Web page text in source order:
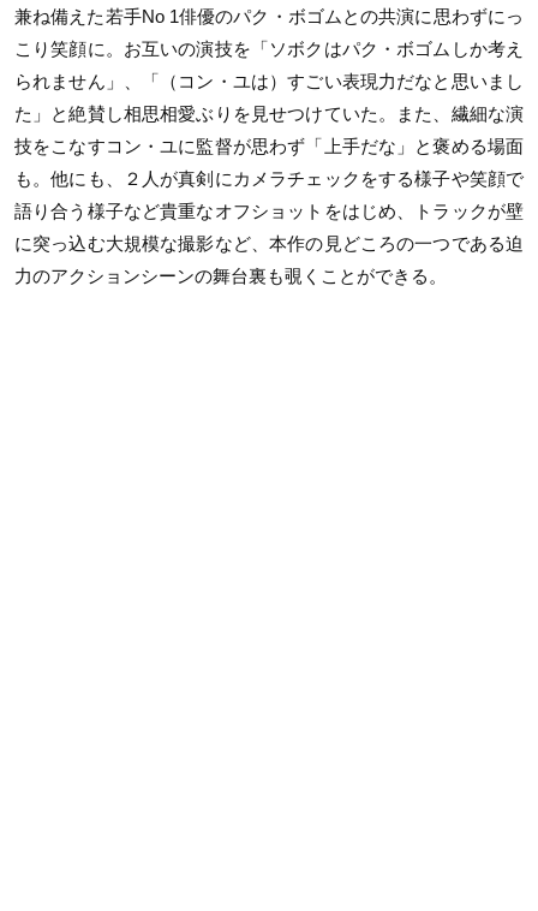
兼ね備えた若⼿No 1俳優のパク・ボゴムとの共演に思わずにっ
こり笑顔に。お互いの演技を「ソボクはパク・ボゴムしか考え
られません」、「（コン・ユは）すごい表現⼒だなと思いまし
た」と絶賛し相思相愛ぶりを⾒せつけていた。また、繊細な演
技をこなすコン・ユに監督が思わず「上⼿だな」と褒める場⾯
も。他にも、２⼈が真剣にカメラチェックをする様⼦や笑顔で
語り合う様⼦など貴重なオフショットをはじめ、トラックが壁
に突っ込む⼤規模な撮影など、本作の⾒どころの⼀つである迫
⼒のアクションシーンの舞台裏も覗くことができる。